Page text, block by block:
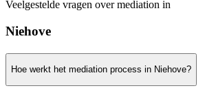
Veelgestelde vragen over mediation in
Niehove
Hoe werkt het mediation process in Niehove?